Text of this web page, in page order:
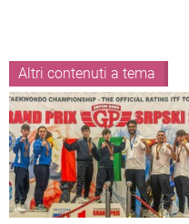
Altri contenuti a tema